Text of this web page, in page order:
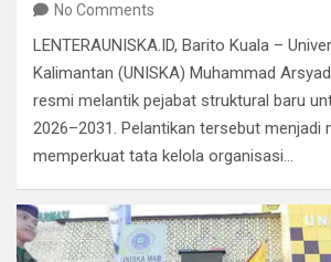
No Comments
LENTERAUNISKA.ID, Barito Kuala –
Kalimantan (UNISKA) Muhammad
resmi melantik pejabat struktural baru
2026–2031. Pelantikan tersebut menjadi
memperkuat tata kelola organisasi…